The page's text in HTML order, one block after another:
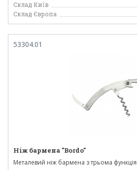
Склад Київ
Склад Європа
53304.01
Ніж бармена "Bordo"
Металевий ніж бармена з трьома